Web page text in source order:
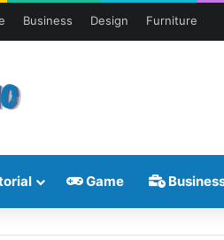
Business Design Furniture
Game